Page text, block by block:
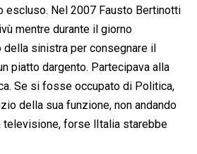
escluso. Nel 2007 Fausto Bertinotti
mentre durante il giorno
sinistra per consegnare il
piatto dargento. Partecipava alla
Se si fosse occupato di Politica,
della sua funzione, non andando
televisione, forse lItalia starebbe